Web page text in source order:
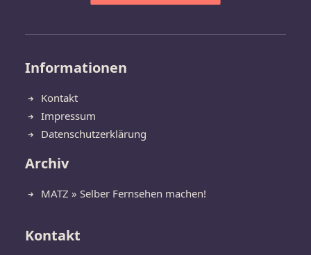
Informationen
Kontakt
Impressum
Datenschutzerklärung
Archiv
MATZ » Selber Fernsehen machen!
Kontakt